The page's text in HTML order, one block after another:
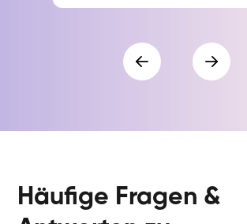
Häufige Fragen &